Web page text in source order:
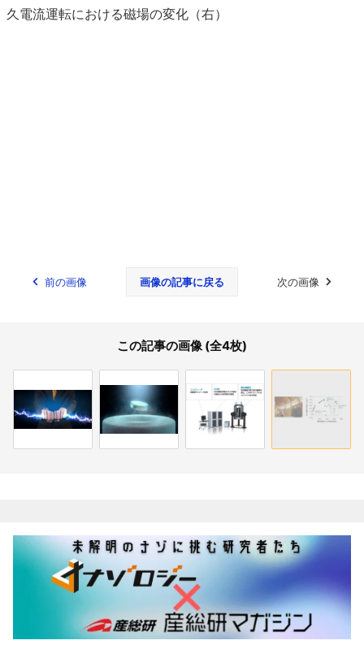
久電流運転における磁場の変化（右）
前の画像 画像の記事に戻る 次の画像
この記事の画像 (全4枚)